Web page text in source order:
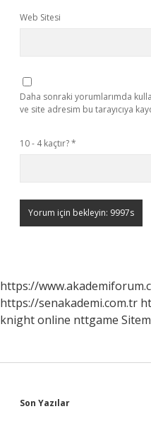
Web Sitesi
Daha sonraki yorumlarımda
ve site adresim bu tarayıcıya
10 - 4 kaçtır?*
https://
https://senakademi.com.tr
knight online nttgame
Sidebar
Son Yazılar